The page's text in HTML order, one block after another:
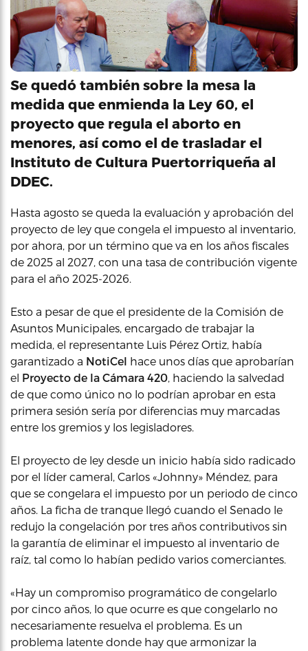
Se quedó también sobre la mesa la
medida que enmienda la Ley 60, el
proyecto que regula el aborto en
menores, así como el de trasladar el
Instituto de Cultura Puertorriqueña al
DDEC.
Hasta agosto se queda la evaluación y aprobación del
proyecto de ley que congela el impuesto al inventario,
por ahora, por un término que va en los años fiscales
de 2025 al 2027, con una tasa de contribución vigente
para el año 2025-2026.
Esto a pesar de que el presidente de la Comisión de
Asuntos Municipales, encargado de trabajar la
medida, el representante Luis Pérez Ortiz, había
garantizado a NotiCel hace unos días que aprobarían
el Proyecto de la Cámara 420 , haciendo la salvedad
de que como único no lo podrían aprobar en esta
primera sesión sería por diferencias muy marcadas
entre los gremios y los legisladores.
El proyecto de ley desde un inicio había sido radicado
por el líder cameral, Carlos «Johnny» Méndez, para
que se congelara el impuesto por un periodo de cinco
años. La ficha de tranque llegó cuando el Senado le
redujo la congelación por tres años contributivos sin
la garantía de eliminar el impuesto al inventario de
raíz, tal como lo habían pedido varios comerciantes.
«Hay un compromiso programático de congelarlo
por cinco años, lo que ocurre es que congelarlo no
necesariamente resuelva el problema. Es un
problema latente donde hay que armonizar la